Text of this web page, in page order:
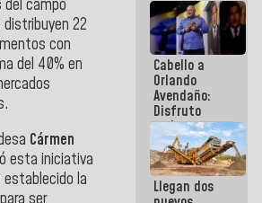
campo
22
con
del 40% en
Cármen
esta iniciativa
establecido la
Cabello a
Orlando
Avendaño:
Disfruto
cada vez
que escribes
porque lo
que haces
es
Llegan dos